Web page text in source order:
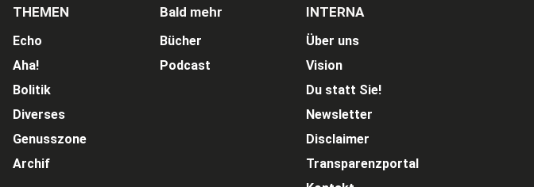
THEMEN
Echo
Aha!
Bolitik
Diverses
Genusszone
Archif
Bald mehr
Bücher
Podcast
INTERNA
Über uns
Vision
Du statt Sie!
Newsletter
Disclaimer
Transparenzportal